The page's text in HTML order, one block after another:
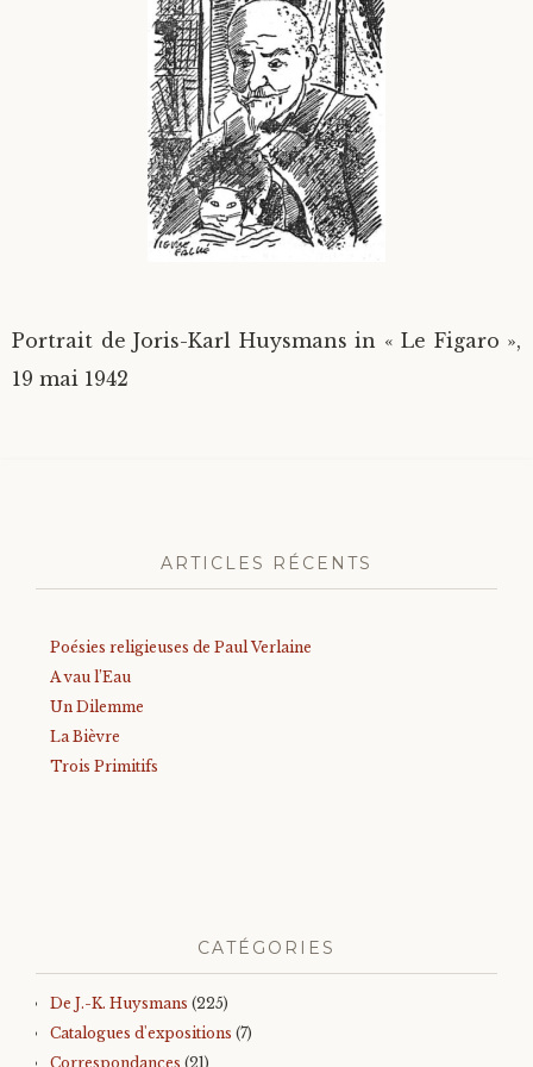
Langues étrangères
Portrait de Joris-Karl Huysmans in « Le Figaro »,
19 mai 1942
ARTICLES RÉCENTS
Poésies religieuses de Paul Verlaine
A vau l’Eau
Un Dilemme
La Bièvre
Trois Primitifs
CATÉGORIES
De J.-K. Huysmans (225)
Catalogues d'expositions (7)
Correspondances (21)